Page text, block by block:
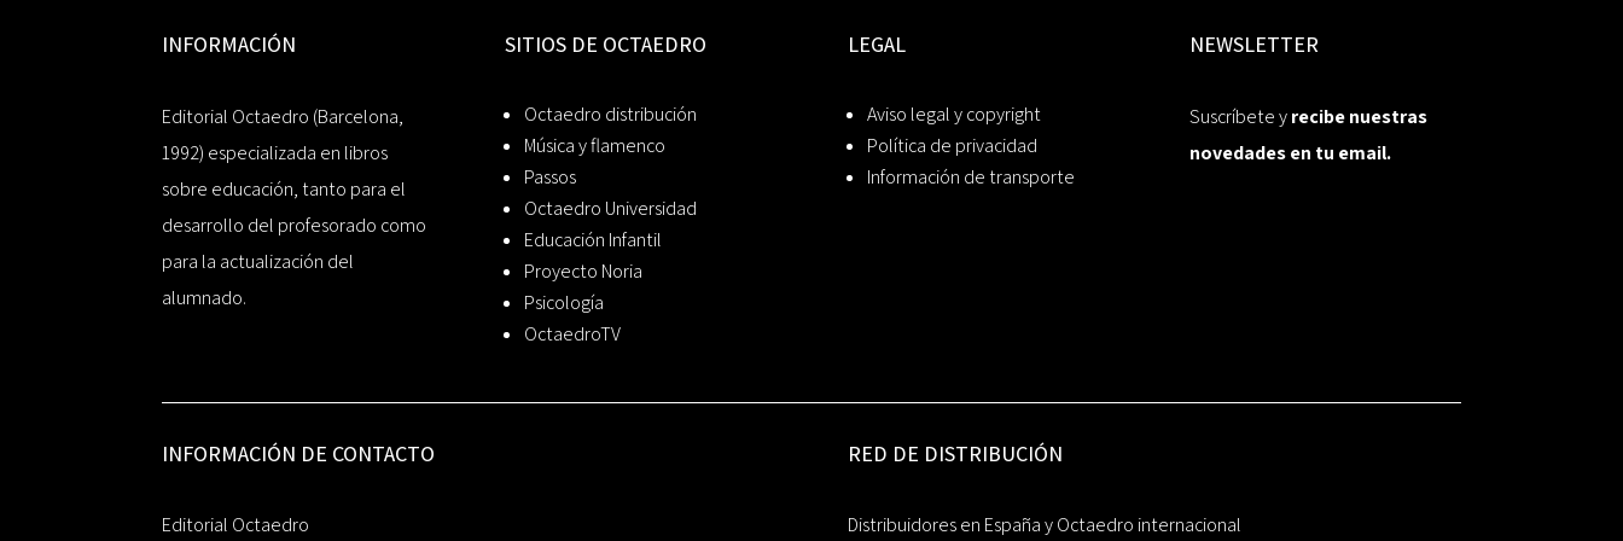
INFORMACIÓN
Editorial Octaedro (Barcelona,
1992) especializada en libros
sobre educación, tanto para el
desarrollo del profesorado como
para la actualización del
alumnado.
SITIOS DE OCTAEDRO
Octaedro distribución
Música y flamenco
Passos
Octaedro Universidad
Educación Infantil
Proyecto Noria
Psicología
OctaedroTV
LEGAL
Aviso legal y copyright
Política de privacidad
Información de transporte
NEWSLETTER
Suscríbete yrecibe nuestras
novedades en tu email.
INFORMACIÓN DE CONTACTO
Editorial Octaedro
RED DE DISTRIBUCIÓN
Distribuidores en España y Octaedro internacional